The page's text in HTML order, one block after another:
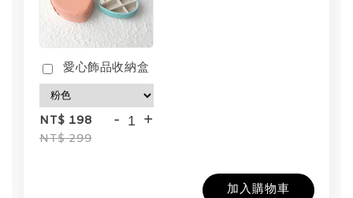
愛心飾品收納盒
NT$ 198
NT$ 299
- +
加入購物車